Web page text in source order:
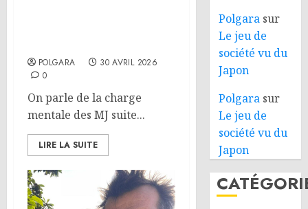
POLGARA
30 AVRIL 2026
0
On parle de la charge
mentale des MJ suite...
LIRE LA SUITE
Polgara sur
Le jeu de
société vu du
Japon
Polgara sur
Le jeu de
société vu du
Japon